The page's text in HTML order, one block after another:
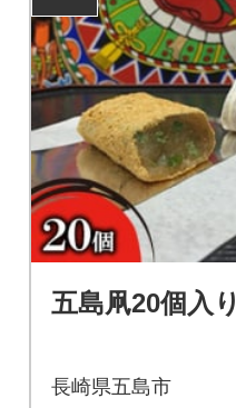
五島凧20個入り
長崎県五島市